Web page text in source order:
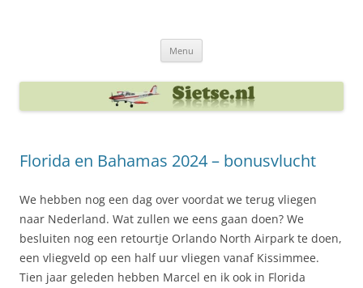
Menu
Florida en Bahamas 2024 – bonusvlucht
We hebben nog een dag over voordat we terug vliegen
naar Nederland. Wat zullen we eens gaan doen? We
besluiten nog een retourtje Orlando North Airpark te doen,
een vliegveld op een half uur vliegen vanaf Kissimmee.
Tien jaar geleden hebben Marcel en ik ook in Florida